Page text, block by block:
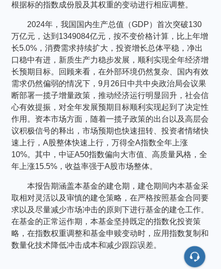
根据标的指数成份股及其权重的变动进行相应调整。
2024年，我国国内生产总值（GDP）首次突破130
万亿元，达到1349084亿元，按不变价格计算，比上年增
长5.0%，消费需求持续扩大，投资增长总体平稳，净出
口稳中有进，新质生产力稳步发展，顺利实现全年经济增
长预期目标。回顾来看，在外部环境仍然复杂、国内有效
需求仍然偏弱的情况下，9月26日中共中央政治局会议果
断部署一揽子增量政策，推动经济运行明显回升，社会信
心有效提振，对全年发展预期目标顺利实现起到了决定性
作用。资本市场方面，随着一揽子政策的出台以及高层会
议积极信号的释出，市场预期也快速扭转、投资者情绪快
速上行，A股整体快速上行，万得全A指数全年上涨
10%。其中，中证A50指数偏向大市值、高质量风格，全
年上涨15.5%，收益率强于A股市场整体。
本报告期涵盖本基金的建仓期，建仓期间内本基金采
取相对灵活以及审慎的建仓策略，在严格按照基金合同要
求以及尽量减少市场冲击的原则下进行基金的建仓工作。
在基金的正常运作期，本基金坚持既定的指数化投资策
略，在指数权重调整和基金申赎变动时，应用指数复制和
数量化技术降低冲击成本和减少跟踪误差。